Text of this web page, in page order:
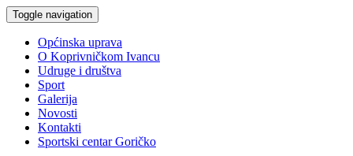
Toggle navigation
Općinska uprava
O Koprivničkom Ivancu
Udruge i društva
Sport
Galerija
Novosti
Kontakti
Sportski centar Goričko